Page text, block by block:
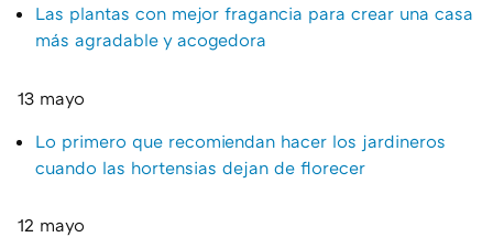
Las plantas con mejor fragancia para crear una casa
más agradable y acogedora
13 mayo
Lo primero que recomiendan hacer los jardineros
cuando las hortensias dejan de florecer
12 mayo